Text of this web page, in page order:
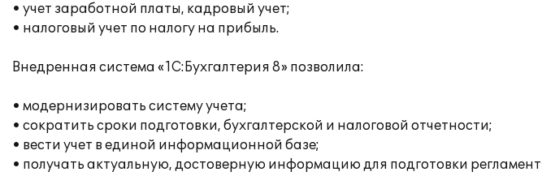
• учет заработной платы, кадровый учет;
• налоговый учет по налогу на прибыль.
Внедренная система «1С:Бухгалтерия 8» позволила:
• модернизировать систему учета;
• сократить сроки подготовки, бухгалтерской и налоговой отчетности;
• вести учет в единой информационной базе;
• получать актуальную, достоверную информацию для подготовки